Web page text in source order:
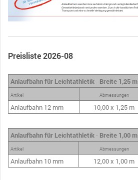
Preisliste 2026-08
Anlaufbahnfür Leichtathletik- Breite 1,25 m
Artikel Abmessungen
Anlaufbahn 12 mm 10,00 x 1,25 m
Anlaufbahn für Leichtathletik- Breite 1,00 m
Artikel Abmessungen
Anlaufbahn 10 mm 12,00 x 1,00 m